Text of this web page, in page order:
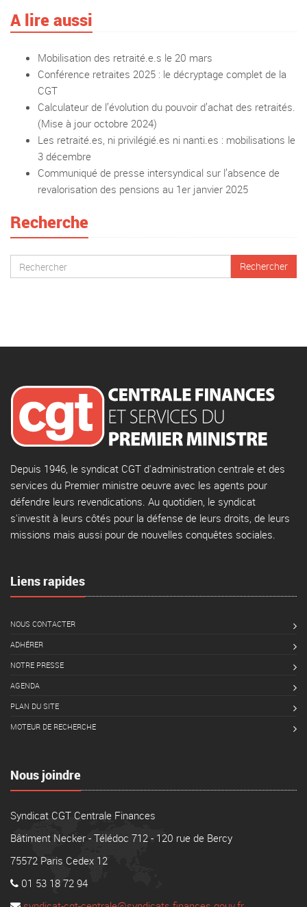
A lire aussi
Mobilisation des retraité.e.s le 20 mars
Conférence retraites 2025 : le décryptage complet de la
CGT
Calculateur de l’évolution du pouvoir d’achat des retraités.
(Mise à jour octobre 2024)
Les retraité.es, ni privilégié.es ni nanti.es : mobilisations le
3 décembre
Communiqué de presse intersyndical sur l’absence de
revalorisation des pensions au 1er janvier 2025
Recherche
Depuis 1946, le syndicat CGT d'administration centrale et des
services du Premier ministre oeuvre avec les agents pour
défendre leurs revendications. Au quotidien, le syndicat
s'investit à leurs côtés pour la défense de leurs droits, de leurs
missions mais aussi pour de nouvelles conquêtes sociales.
Liens rapides
NOUS CONTACTER
ADHÉRER
NOTRE PRESSE
AGENDA
PLAN DU SITE
MOTEUR DE RECHERCHE
Nous joindre
Syndicat CGT Centrale Finances
Bâtiment Necker - Télédoc 712 - 120 rue de Bercy
75572 Paris Cedex 12
01 53 18 72 94